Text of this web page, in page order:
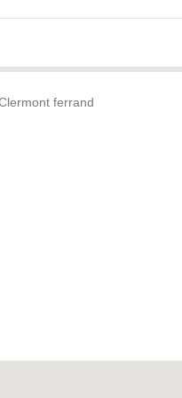
ferrand